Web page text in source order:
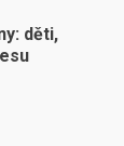
děti,